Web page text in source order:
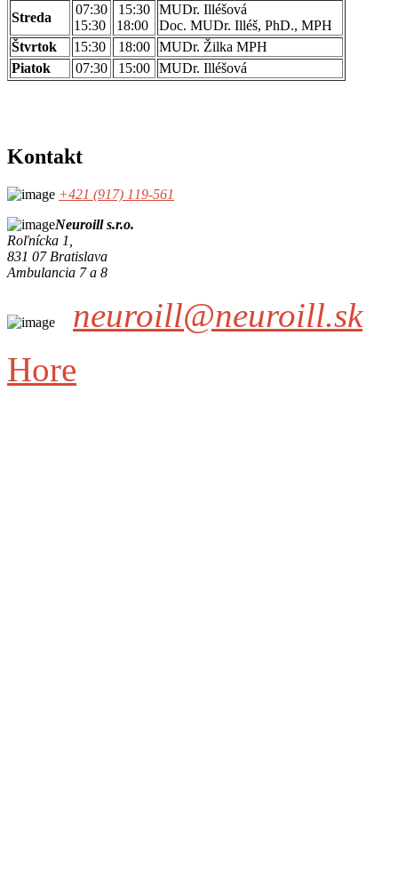
Streda
07:30
15:30
15:30
18:00
MUDr. Illéšová
Doc. MUDr. Illéš, PhD., MPH
Štvrtok
15:30 18:00 MUDr. Žilka MPH
Piatok
07:30 15:00 MUDr. Illéšová
Kontakt
+421 (917) 119-561
Neuroill s.r.o.
Roľnícka 1,
831 07 Bratislava
Ambulancia 7 a 8
neuroill@neuroill.sk
Hore